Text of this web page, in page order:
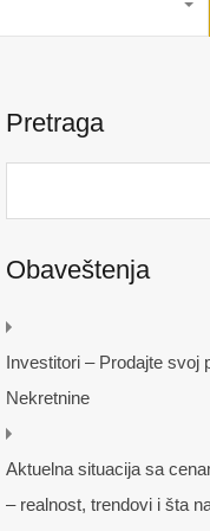
Pretraga
Obaveštenja
Investitori – Prodajte svoj
Nekretnine
Aktuelna situacija sa
– realnost, trendovi i šta